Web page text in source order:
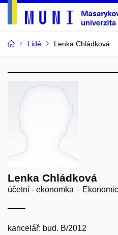
Lidé Lenka Chládková
Lenka Chládková
účetní - ekonomka –
kancelář: bud. B/2012